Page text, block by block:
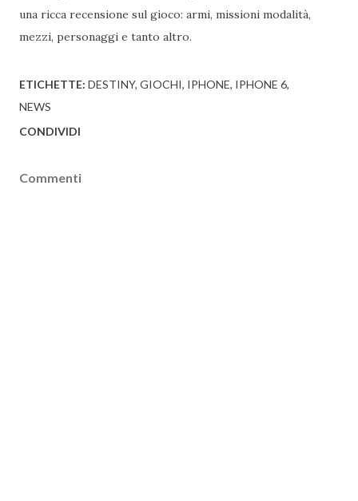
una ricca recensione sul gioco: armi, missioni modalità,
mezzi, personaggi e tanto altro.
ETICHETTE: DESTINY GIOCHI IPHONE IPHONE 6
NEWS
CONDIVIDI
Commenti